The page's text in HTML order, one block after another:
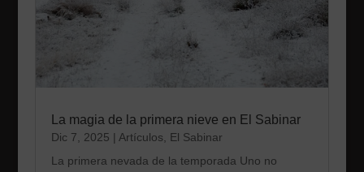
La magia de la primera nieve en El Sabinar
Dic 7, 2025 | Artículos
El Sabinar
La primera nevada de la temporada Uno no